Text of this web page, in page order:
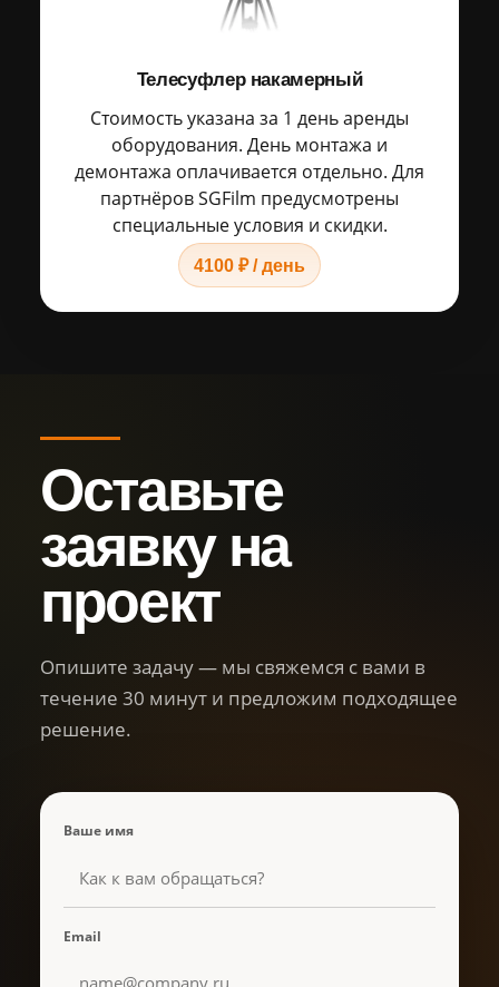
Телесуфлер накамерный
Стоимость указана за 1 день аренды
оборудования. День монтажа и
демонтажа оплачивается отдельно. Для
партнёров SGFilm предусмотрены
специальные условия и скидки.
4100 ₽ / день
Оставьте
заявку на
проект
Опишите задачу — мы свяжемся с вами в
течение 30 минут и предложим подходящее
решение.
Ваше имя
Email